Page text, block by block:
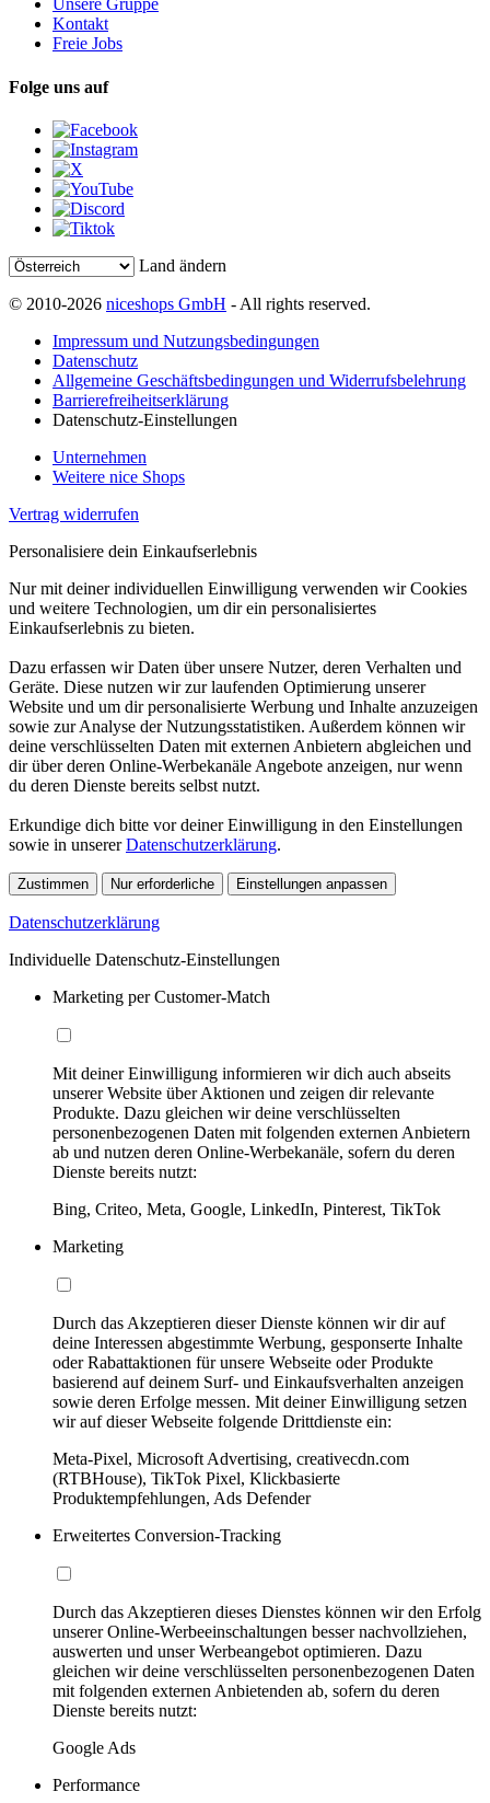
Unsere Gruppe
Kontakt
Freie Jobs
Folge uns auf
Land ändern
© 2010-2026 niceshops GmbH - All rights reserved.
Impressum und Nutzungsbedingungen
Datenschutz
Allgemeine Geschäftsbedingungen und Widerrufsbelehrung
Barrierefreiheitserklärung
Datenschutz-Einstellungen
Unternehmen
Weitere nice Shops
Vertrag widerrufen
Personalisiere dein Einkaufserlebnis
Nur mit deiner individuellen Einwilligung verwenden wir Cookies
und weitere Technologien, um dir ein personalisiertes
Einkaufserlebnis zu bieten.
Dazu erfassen wir Daten über unsere Nutzer, deren Verhalten und
Geräte. Diese nutzen wir zur laufenden Optimierung unserer
Website und um dir personalisierte Werbung und Inhalte anzuzeigen
sowie zur Analyse der Nutzungsstatistiken. Außerdem können wir
deine verschlüsselten Daten mit externen Anbietern abgleichen und
dir über deren Online-Werbekanäle Angebote anzeigen, nur wenn
du deren Dienste bereits selbst nutzt.
Erkundige dich bitte vor deiner Einwilligung in den Einstellungen
sowie in unsererDatenschutzerklärung.
Zustimmen Nur erforderliche Einstellungen anpassen
Datenschutzerklärung
Individuelle Datenschutz-Einstellungen
Marketing per Customer-Match
Mit deiner Einwilligung informieren wir dich auch abseits
unserer Website über Aktionen und zeigen dir relevante
Produkte. Dazu gleichen wir deine verschlüsselten
personenbezogenen Daten mit folgenden externen Anbietern
ab und nutzen deren Online-Werbekanäle, sofern du deren
Dienste bereits nutzt:
Bing, Criteo, Meta, Google, LinkedIn, Pinterest, TikTok
Marketing
Durch das Akzeptieren dieser Dienste können wir dir auf
deine Interessen abgestimmte Werbung, gesponserte Inhalte
oder Rabattaktionen für unsere Webseite oder Produkte
basierend auf deinem Surf- und Einkaufsverhalten anzeigen
sowie deren Erfolge messen. Mit deiner Einwilligung setzen
wir auf dieser Webseite folgende Drittdienste ein:
Meta-Pixel, Microsoft Advertising, creativecdn.com
(RTBHouse), TikTok Pixel, Klickbasierte
Produktempfehlungen, Ads Defender
Erweitertes Conversion-Tracking
Durch das Akzeptieren dieses Dienstes können wir den Erfolg
unserer Online-Werbeeinschaltungen besser nachvollziehen,
auswerten und unser Werbeangebot optimieren. Dazu
gleichen wir deine verschlüsselten personenbezogenen Daten
mit folgenden externen Anbietenden ab, sofern du deren
Dienste bereits nutzt:
Google Ads
Performance